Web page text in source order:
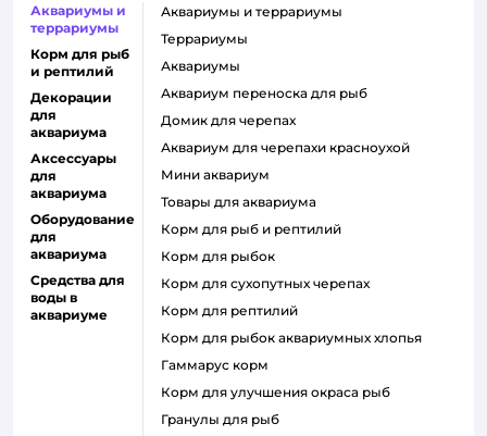
Аквариумы и
террариумы
Корм для рыб
и рептилий
Декорации
для
аквариума
Аксессуары
для
аквариума
Оборудование
для
аквариума
Средства для
воды в
аквариуме
аквариумы и террариумы
террариумы
аквариумы
аквариум переноска для рыб
домик для черепах
аквариум для черепахи красноухой
мини аквариум
товары для аквариума
Корм для рыб и рептилий
корм для рыбок
корм для сухопутных черепах
корм для рептилий
корм для рыбок аквариумных хлопья
гаммарус корм
корм для улучшения окраса рыб
гранулы для рыб